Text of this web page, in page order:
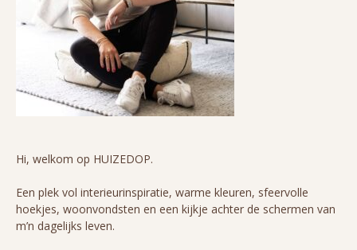
Hi, welkom op HUIZEDOP.
Een plek vol interieurinspiratie, warme kleuren, sfeervolle
hoekjes, woonvondsten en een kijkje achter de schermen van
m’n dagelijks leven.